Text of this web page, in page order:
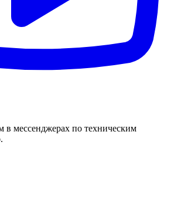
в мессенджерах по техническим